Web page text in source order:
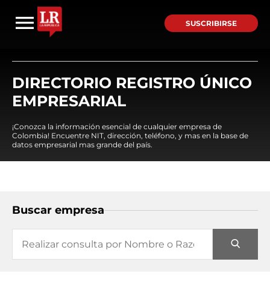
SUSCRIBIRSE
DIRECTORIO REGISTRO ÚNICO
EMPRESARIAL
¡Conozca la información esencial de cualquier empresa de
Colombia! Encuentre NIT, dirección, teléfono, y mas en la base de
datos empresarial mas grande del país.
Buscar empresa